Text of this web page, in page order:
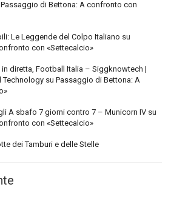
Passaggio di Bettona: A confronto con
Le Leggende del Colpo Italiano su
con «Settecalcio»
in diretta, Football Italia – Siggknowtech |
Technology su Passaggio di Bettona: A
A sbafo 7 giorni contro 7 – Municorn IV su
con «Settecalcio»
dei Tamburi e delle Stelle